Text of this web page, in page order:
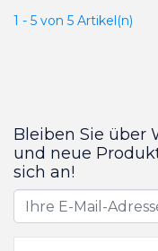
1 - 5 von 5 Artikel(n)
Bleiben Sie über
und neue
sich an!